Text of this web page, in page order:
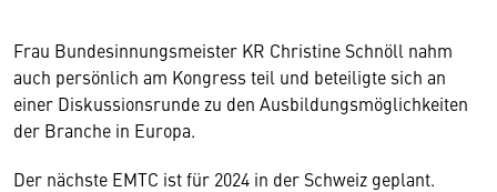
Frau Bundesinnungsmeister KR Christine Schnöll nahm
auch persönlich am Kongress teil und beteiligte sich an
einer Diskussionsrunde zu den Ausbildungsmöglichkeiten
der Branche in Europa.
Der nächste EMTC ist für 2024 in der Schweiz geplant.